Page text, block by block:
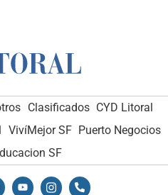
Clasificados CYD Litoral
VivíMejor SF Puerto Negocios
SF